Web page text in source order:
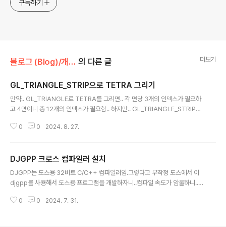
구독하기
블로그 (Blog)/개발로그 (Devlogs) 의 다른 글 더보기
GL_TRIANGLE_STRIP으로 TETRA 그리기
만약.. GL_TRIANGLE로 TETRA를 그리면.. 각 면당 3개의 인덱스가 필요하
고 4면이니 총 12개의 인덱스가 필요함.. 하지만.. GL_TRIANGLE_STRIP으
Lfloat tetrahedron[4][3] = { { 1.0, 1.0, 1.0 }, /* index 0 */ { -1.0, -1.0,
0 0 2024. 8. 27.
DJGPP 크로스 컴파일러 설치
DJGPP는 도스용 32비트 C/C++ 컴파일러임.그렇다고 무작정 도스에서 이
djgpp를 사용해서 도스용 프로그램을 개발하자니..컴파일 속도가 암울하니..개
성하고 해당 실행 파일이 생성된 폴더를...도스박스에서 마운트해놓고 실행하면
0 0 2024. 7. 31.